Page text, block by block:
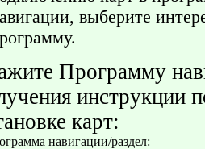
выберите
Программу
инструкции
карт:
навигации/раздел: